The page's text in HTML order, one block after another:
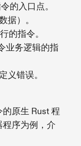
的入口点。
据）。
的指令。
业务逻辑的指
义错误。
原生 Rust 程
序为例，介